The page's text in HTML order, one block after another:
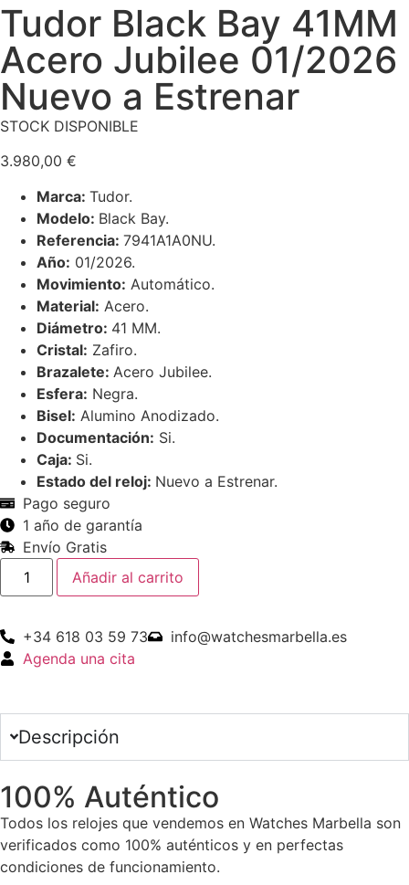
Tudor Black Bay 41MM
Acero Jubilee 01/2026
Nuevo a Estrenar
STOCK DISPONIBLE
3.980,00 €
Marca: Tudor.
Modelo: Black Bay.
Referencia: 7941A1A0NU.
Año: 01/2026.
Movimiento: Automático.
Material: Acero.
Diámetro: 41 MM.
Cristal: Zafiro.
Brazalete: Acero Jubilee.
Esfera: Negra.
Bisel: Alumino Anodizado.
Documentación: Si.
Caja: Si.
Estado del reloj: Nuevo a Estrenar.
Pago seguro
1 año de garantía
Envío Gratis
Añadir al carrito
+34 618 03 59 73
info@watchesmarbella.es
Agenda una cita
Descripción
100% Auténtico
Todos los relojes que vendemos en Watches Marbella son
verificados como 100% auténticos y en perfectas
condiciones de funcionamiento.